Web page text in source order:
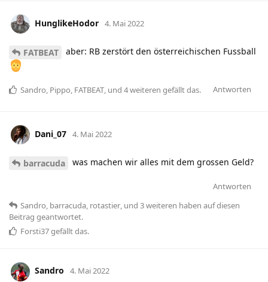
HunglikeHodor 4. Mai 2022
FATBEAT aber: RB zerstört den österreichischen Fussball
Antworten
Sandro, Pippo, FATBEAT, und 4weiteren gefällt das.
Dani_07 4. Mai 2022
barracuda was machen wir alles mit dem grossen Geld?
Antworten
Sandro barracuda rotastier , und 3weiteren haben auf diesen
Beitrag geantwortet.
Forsti37gefällt das.
Sandro 4. Mai 2022